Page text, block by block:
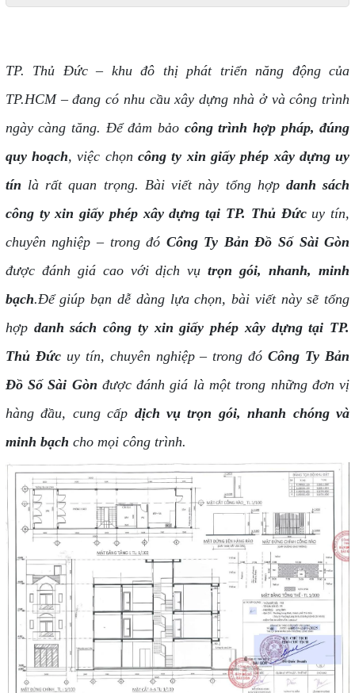
TP. Thủ Đức – khu đô thị phát triển năng động của
TP.HCM – đang có nhu cầu xây dựng nhà ở và công trình
ngày càng tăng. Để đảm bảo công trình hợp pháp, đúng
quy hoạch, việc chọncông ty xin giấy phép xây dựng uy
tín là rất quan trọng. Bài viết này tổng hợpdanh sách
công ty xin giấy phép xây dựng tại TP. Thủ Đứcuy tín,
chuyên nghiệp – trong đó Công Ty Bản Đồ Số Sài Gòn
được đánh giá cao với dịch vụtrọn gói, nhanh, minh
bạch.Để giúp bạn dễ dàng lựa chọn, bài viết này sẽ tổng
hợp danh sách công ty xin giấy phép xây dựng tại TP.
Thủ Đứcuy tín, chuyên nghiệp – trong đóCông Ty Bản
Đồ Số Sài Gòn được đánh giá là một trong những đơn vị
hàng đầu, cung cấp dịch vụ trọn gói, nhanh chóng và
minh bạch cho mọi công trình.